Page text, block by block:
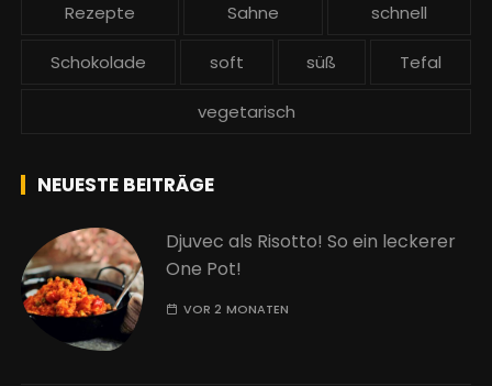
Rezepte Sahne schnell
Schokolade soft süß Tefal
vegetarisch
NEUESTE BEITRÄGE
Djuvec als Risotto! So ein leckerer
One Pot!
VOR 2 MONATEN